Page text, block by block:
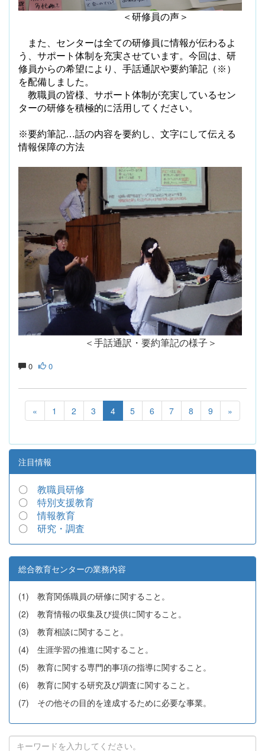
＜研修員の声＞
また、センターは全ての研修員に情報が伝わるよ
う、サポート体制を充実させています。今回は、研
修員からの希望により、手話通訳や要約筆記（※）
を配備しました。
教職員の皆様、サポート体制が充実しているセン
ターの研修を積極的に活用してください。
※要約筆記…話の内容を要約し、文字にして伝える
情報保障の方法
＜手話通訳・要約筆記の様子＞
0 0
« 1 2 3 4 5 6 7 8 9 »
注目情報
〇 教職員研修
〇 特別支援教育
〇情報教育
〇 研究・調査
総合教育センターの業務内容
(1) 教育関係職員の研修に関すること。
(2) 教育情報の収集及び提供に関すること。
(3) 教育相談に関すること。
(4) 生涯学習の推進に関すること。
(5) 教育に関する専門的事項の指導に関すること。
(6) 教育に関する研究及び調査に関すること。
(7) その他その目的を達成するために必要な事業。